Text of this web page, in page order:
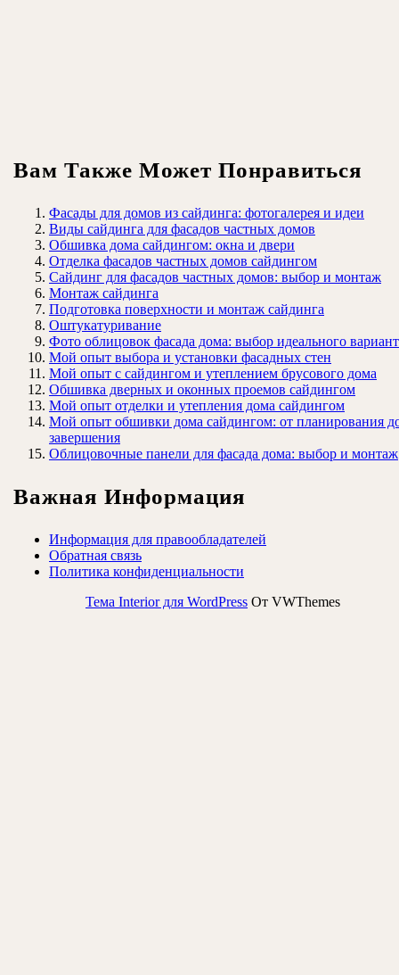
Вам Также Может Понравиться
Фасады для домов из сайдинга: фотогалерея и идеи
Виды сайдинга для фасадов частных домов
Обшивка дома сайдингом: окна и двери
Отделка фасадов частных домов сайдингом
Сайдинг для фасадов частных домов: выбор и монтаж
Монтаж сайдинга
Подготовка поверхности и монтаж сайдинга
Оштукатуривание
Фото облицовок фасада дома: выбор идеального
Мой опыт выбора и установки фасадных стен
Мой опыт с сайдингом и утеплением брусового дома
Обшивка дверных и оконных проемов сайдингом
Мой опыт отделки и утепления дома сайдингом
Мой опыт обшивки дома сайдингом: от планирования
завершения
Облицовочные панели для фасада дома: выбор и монтаж
Важная Информация
Информация для правообладателей
Обратная связь
Политика конфиденциальности
Тема Interior для WordPress От VWThemes